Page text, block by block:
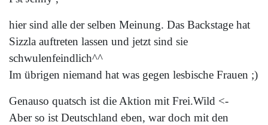
hier sind alle der selben Meinung. Das Backstage hat
Sizzla auftreten lassen und jetzt sind sie
schwulenfeindlich^^
Im übrigen niemand hat was gegen lesbische Frauen ;)
Genauso quatsch ist die Aktion mit Frei.Wild <-
Aber so ist Deutschland eben, war doch mit den